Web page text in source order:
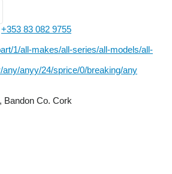
+353 83 082 9755
1/all-makes/all-series/all-models/all-
anyy/24/sprice/0/breaking/any
Bandon Co. Cork